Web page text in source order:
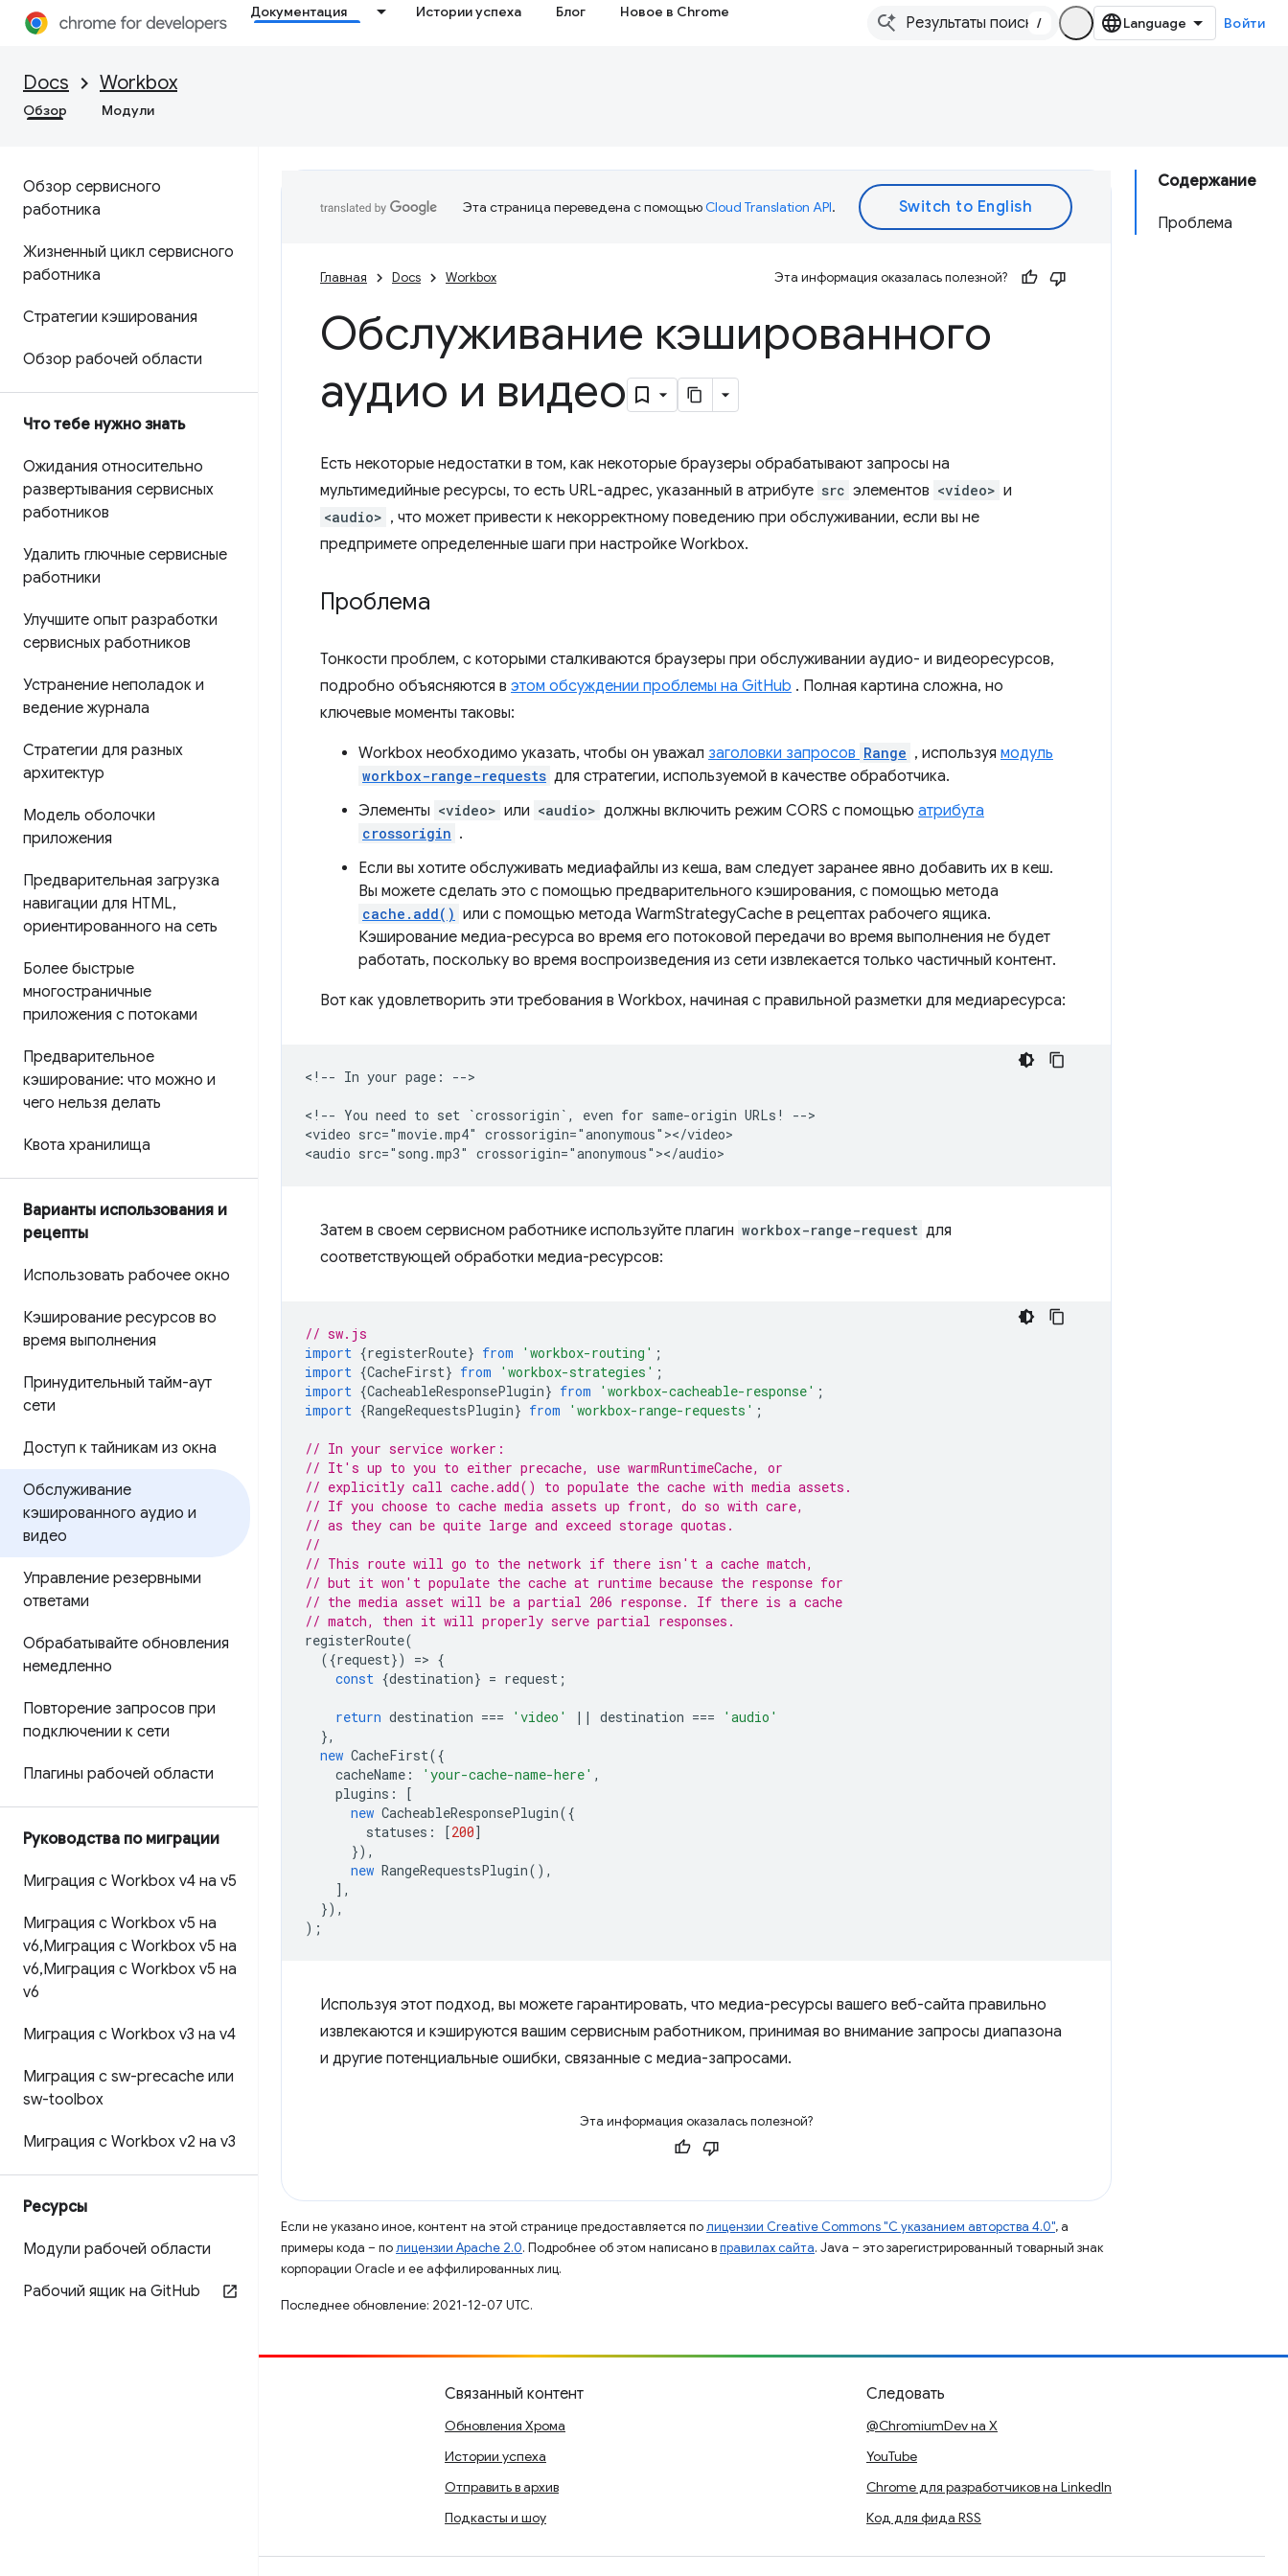
Документация Истории успеха Блог Новое в Chrome
/ Войти
Docs Workbox
Обзор Модули
Обзор сервисного
работника
Жизненный цикл сервисного
работника
Стратегии кэширования
Обзор рабочей области
Что тебе нужно знать
Ожидания относительно
развертывания сервисных
работников
Удалить глючные сервисные
работники
Улучшите опыт разработки
сервисных работников
Устранение неполадок и
ведение журнала
Стратегии для разных
архитектур
Модель оболочки
приложения
Предварительная загрузка
навигации для HTML,
ориентированного на сеть
Более быстрые
многостраничные
приложения с потоками
Предварительное
кэширование: что можно и
чего нельзя делать
Квота хранилища
Варианты использования и
рецепты
Использовать рабочее окно
Кэширование ресурсов во
время выполнения
Принудительный тайм-аут
сети
Доступ к тайникам из окна
Обслуживание
кэшированного аудио и
видео
Управление резервными
ответами
Обрабатывайте обновления
немедленно
Повторение запросов при
подключении к сети
Плагины рабочей области
Руководства по миграции
Миграция с Workbox v4 на v5
Миграция с Workbox v5 на
v6,Миграция с Workbox v5 на
v6,Миграция с Workbox v5 на
v6
Миграция с Workbox v3 на v4
Миграция с sw-precache или
sw-toolbox
Миграция с Workbox v2 на v3
Ресурсы
Модули рабочей области
Рабочий ящик на GitHub
Содержание
Проблема
Эта страница переведена с помощьюCloud Translation API.
Главная Docs Workbox Эта информация оказалась полезной?
Обслуживание кэшированного
аудио и видео
Есть некоторые недостатки в том, как некоторые браузеры обрабатывают запросы на
мультимедийные ресурсы, то есть URL-адрес, указанный в атрибуте src элементов <video> и
<audio> , что может привести к некорректному поведению при обслуживании, если вы не
предпримете определенные шаги при настройке Workbox.
Проблема
Тонкости проблем, с которыми сталкиваются браузеры при обслуживании аудио- и видеоресурсов,
подробно объясняются в этом обсуждении проблемы на GitHub . Полная картина сложна, но
ключевые моменты таковы:
Workbox необходимо указать, чтобы он уважал заголовки запросов Range , используя модуль
workbox-range-requests для стратегии, используемой в качестве обработчика.
Элементы <video> или <audio> должны включить режим CORS с помощью атрибута
crossorigin .
Если вы хотите обслуживать медиафайлы из кеша, вам следует заранее явно добавить их в кеш.
Вы можете сделать это с помощью предварительного кэширования, с помощью метода
cache.add() или с помощью метода WarmStrategyCache в рецептах рабочего ящика.
Кэширование медиа-ресурса во время его потоковой передачи во время выполнения не будет
работать, поскольку во время воспроизведения из сети извлекается только частичный контент.
Вот как удовлетворить эти требования в Workbox, начиная с правильной разметки для медиаресурса:
<!-- In your page: -->
<!-- You need to set `crossorigin`, even for same-origin URLs! -->
<video src="movie.mp4" crossorigin="anonymous"></video>
Затем в своем сервисном работнике используйте плагин workbox-range-request для
соответствующей обработки медиа-ресурсов:
// sw.js
import {registerRoute} from 'workbox-routing' ;
import {CacheFirst} from 'workbox-strategies' ;
import {CacheableResponsePlugin} from 'workbox-cacheable-response' ;
import {RangeRequestsPlugin} from 'workbox-range-requests' ;
// In your service worker:
// It's up to you to either precache, use warmRuntimeCache, or
// explicitly call cache.add() to populate the cache with media assets.
// If you choose to cache media assets up front, do so with care,
// as they can be quite large and exceed storage quotas.
//
// This route will go to the network if there isn't a cache match,
// but it won't populate the cache at runtime because the response for
// the media asset will be a partial 206 response. If there is a cache
// match, then it will properly serve partial responses.
registerRoute(
({request}) => {
const {destination} = request ;
return destination === 'video' || destination ===
'audio'
},
new CacheFirst({
cacheName : 'your-cache-name-here' ,
plugins :
[
new CacheableResponsePlugin({
statuses : [200]
}),
new RangeRequestsPlugin(),
],
}),
);
Используя этот подход, вы можете гарантировать, что медиа-ресурсы вашего веб-сайта правильно
извлекаются и кэшируются вашим сервисным работником, принимая во внимание запросы диапазона
и другие потенциальные ошибки, связанные с медиа-запросами.
Эта информация оказалась полезной?
Если не указано иное, контент на этой странице предоставляется полицензии Creative Commons "С указанием авторства 4.0", а
примеры кода – полицензии Apache 2.0. Подробнее об этом написано вправилах сайта. Java – это зарегистрированный товарный знак
корпорации Oracle и ее аффилированных лиц.
Последнее обновление: 2021-12-07 UTC.
Связанный контент
Обновления Хрома
Истории успеха
Отправить в архив
Подкасты и шоу
Следовать
@ChromiumDev на X
YouTube
Chrome для разработчиков на LinkedIn
Код для фида RSS